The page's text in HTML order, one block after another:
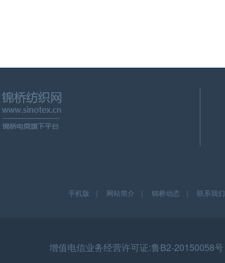
手机版 ｜ 网站简介 ｜ 锦桥动态 ｜ 联系我们
增值电信业务经营许可证:鲁B2-